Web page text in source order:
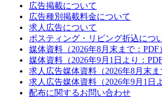
広告掲載について
広告種別掲載料金について
求人広告について
ポスティング・リビング折込につ
媒体資料（2026年8月末まで：PDF
媒体資料（2026年9月1日より：PDF
求人広告媒体資料（2026年8月末ま
求人広告媒体資料（2026年9月1日
配布に関するお問い合わせ